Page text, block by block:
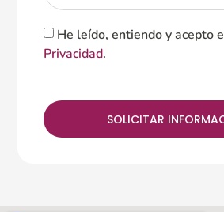
He leído, entiendo y acepto
Privacidad.
SOLICITAR